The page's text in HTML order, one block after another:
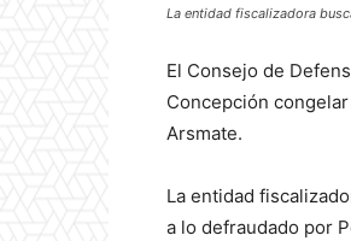
La entidad fiscalizadora
El Consejo de
Concepción
Arsmate.
La entidad
a lo defraudado por